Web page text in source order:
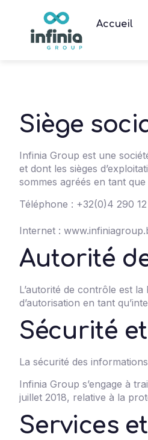
Accueil
Siège
Infinia Group est une
et dont les sièges
sommes agréés en tant
Téléphone : +32(0)4 290
Internet :
Autorité
L’autorité de contrôle est
d’autorisation en tant
Sécurité
La sécurité des
Infinia Group s’engage à
juillet 2018, relative à la
Services